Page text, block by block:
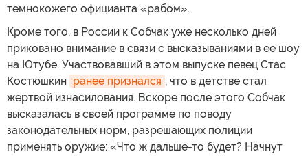
темнокожего официанта «рабом».
Кроме того, в России к Собчак уже несколько дней
приковано внимание в связи с высказываниями в ее шоу
на Ютубе. Участвовавший в этом выпуске певец Стас
Костюшкин ранее признался , что в детстве стал
жертвой изнасилования. Вскоре после этого Собчак
высказалась в своей программе по поводу
законодательных норм, разрешающих полиции
применять оружие: «Что ж дальше-то будет? Начнут